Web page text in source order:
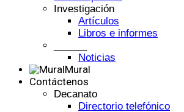
Investigación
Artículos
Libros e informes
Noticias
Mural
Contáctenos
Decanato
Directorio telefónico